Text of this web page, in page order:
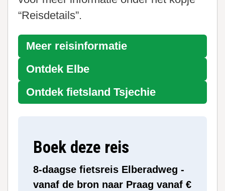
“Reisdetails”.
Meer reisinformatie
Ontdek Elbe
Ontdek fietsland Tsjechie
Boek deze reis
8-daagse fietsreis Elberadweg -
vanaf de bron naar Praag vanaf €